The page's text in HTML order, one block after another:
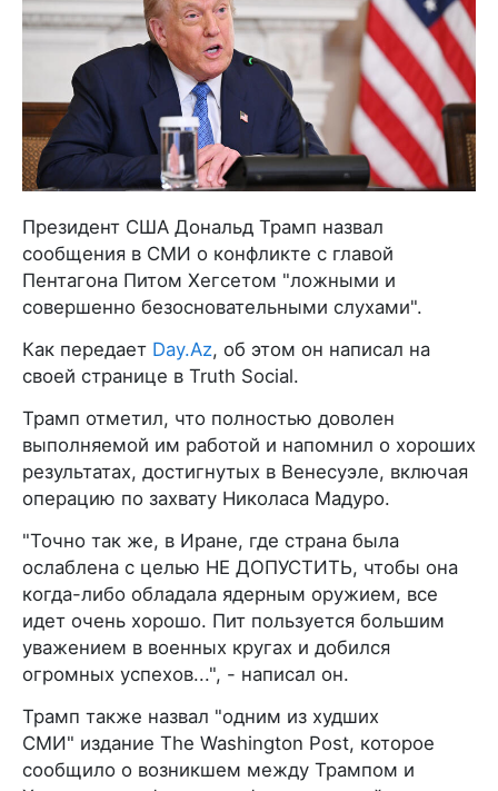
Президент США Дональд Трамп назвал
сообщения в СМИ о конфликте с главой
Пентагона Питом Хегсетом "ложными и
совершенно безосновательными слухами".
Как передает Day.Az, об этом он написал на
своей странице в Truth Social.
Трамп отметил, что полностью доволен
выполняемой им работой и напомнил о хороших
результатах, достигнутых в Венесуэле, включая
операцию по захвату Николаса Мадуро.
"Точно так же, в Иране, где страна была
ослаблена с целью НЕ ДОПУСТИТЬ, чтобы она
когда-либо обладала ядерным оружием, все
идет очень хорошо. Пит пользуется большим
уважением в военных кругах и добился
огромных успехов...", - написал он.
Трамп также назвал "одним из худших
СМИ" издание The Washington Post, которое
сообщило о возникшем между Трампом и